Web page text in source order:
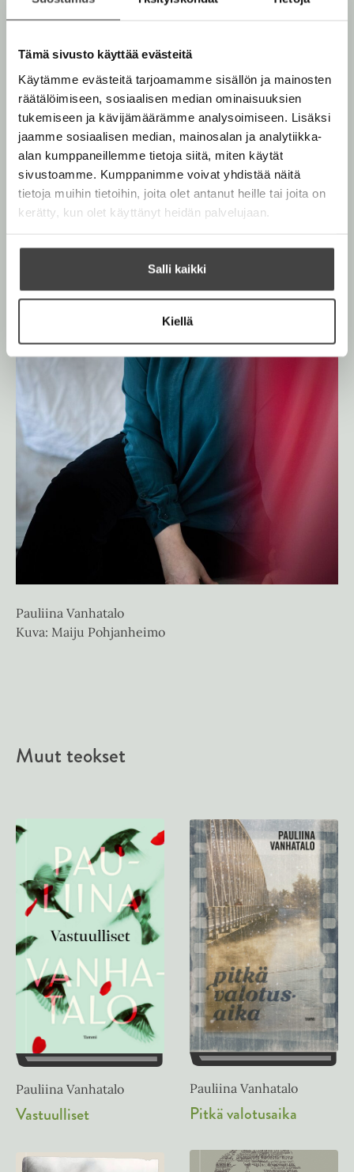
Tämä sivusto käyttää evästeitä
Käytämme evästeitä tarjoamamme sisällön ja mainosten
räätälöimiseen, sosiaalisen median ominaisuuksien
tukemiseen ja kävijämäärämme analysoimiseen. Lisäksi
jaamme sosiaalisen median, mainosalan ja analytiikka-
alan kumppaneillemme tietoja siitä, miten käytät
sivustoamme. Kumppanimme voivat yhdistää näitä
tietoja muihin tietoihin, joita olet antanut heille tai joita on
kerätty, kun olet käyttänyt heidän palvelujaan.
Salli kaikki
Kiellä
ä
i
l
e
h
t
e
e
n
ä
i
l
e
h
t
e
e
n
i
n
a
a
n
a
t
a
o
Pauliina Vanhatalo
Kuva: Maiju Pohjanheimo
Muut teokset
Pauliina Vanhatalo
Vastuulliset
Pauliina Vanhatalo
Pitkä valotusaika